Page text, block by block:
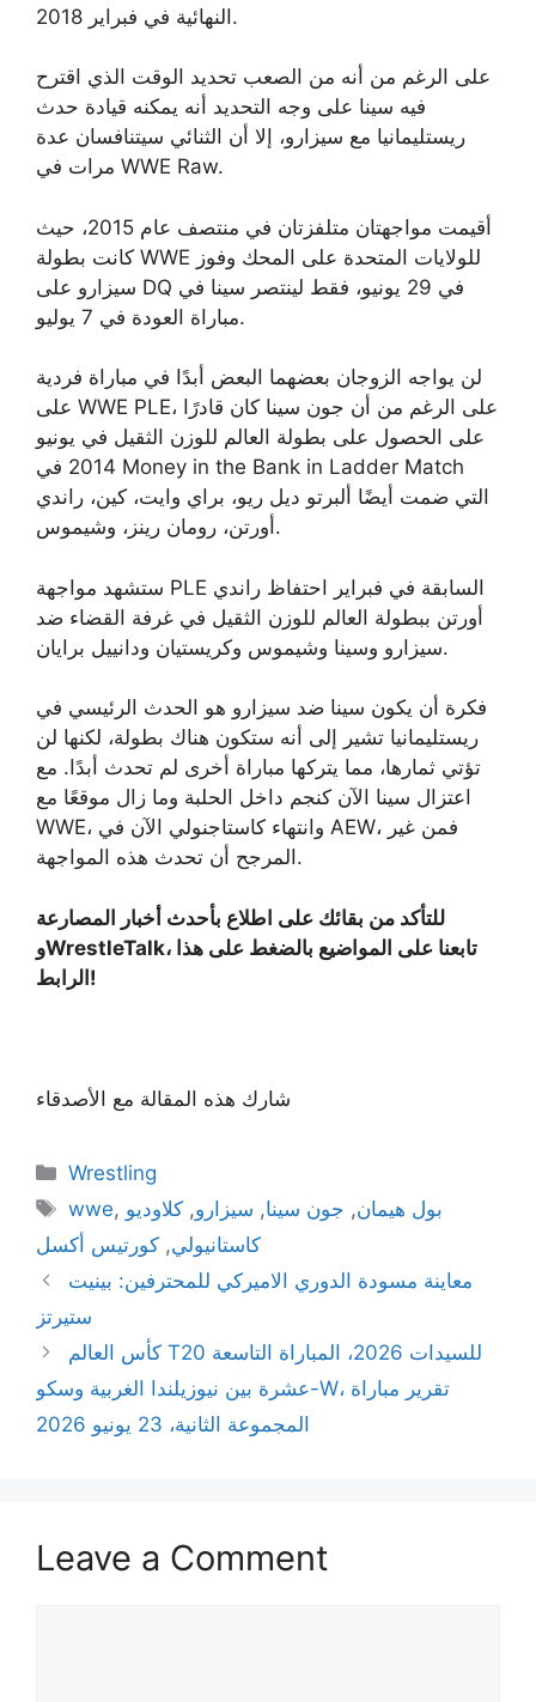
النهائية في فبراير 2018.
على الرغم من أنه من الصعب تحديد الوقت الذي اقترح
فيه سينا ​​على وجه التحديد أنه يمكنه قيادة حدث
ريستليمانيا مع سيزارو، إلا أن الثنائي سيتنافسان عدة
مرات في WWE Raw.
أقيمت مواجهتان متلفزتان في منتصف عام 2015، حيث
كانت بطولة WWE للولايات المتحدة على المحك وفوز
سيزارو على DQ في 29 يونيو، فقط لينتصر سينا ​​في
مباراة العودة في 7 يوليو.
لن يواجه الزوجان بعضهما البعض أبدًا في مباراة فردية
على WWE PLE، على الرغم من أن جون سينا ​​كان قادرًا
على الحصول على بطولة العالم للوزن الثقيل في يونيو
2014 في Money in the Bank in Ladder Match
التي ضمت أيضًا ألبرتو ديل ريو، براي وايت، كين، راندي
أورتن، رومان رينز، وشيموس.
ستشهد مواجهة PLE السابقة في فبراير احتفاظ راندي
أورتن ببطولة العالم للوزن الثقيل في غرفة القضاء ضد
سيزارو وسينا وشيموس وكريستيان ودانييل برايان.
فكرة أن يكون سينا ​​ضد سيزارو هو الحدث الرئيسي في
ريستليمانيا تشير إلى أنه ستكون هناك بطولة، لكنها لن
تؤتي ثمارها، مما يتركها مباراة أخرى لم تحدث أبدًا. مع
اعتزال سينا ​​الآن كنجم داخل الحلبة وما زال موقعًا مع
WWE، وانتهاء كاستاجنولي الآن في AEW، فمن غير
المرجح أن تحدث هذه المواجهة.
للتأكد من بقائك على اطلاع بأحدث أخبار المصارعة
وWrestleTalk، تابعنا على المواضيع بالضغط على هذا
الرابط!
شارك هذه المقالة مع الأصدقاء
Categories
Wrestling
Tags
wwe, بول هيمان, جون سينا, سيزارو, كلاوديو
كاستانيولي, كورتيس أكسل
معاينة مسودة الدوري الاميركي للمحترفين: بينيت
ستيرتز
كأس العالم T20 للسيدات 2026، المباراة التاسعة
عشرة بين نيوزيلندا الغربية وسكو-W، تقرير مباراة
المجموعة الثانية، 23 يونيو 2026
Leave a Comment